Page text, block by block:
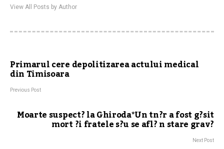
View All Posts by Author
Primarul cere depolitizarea actului medical
din Timisoara
Previous Post
Moarte suspect? la Ghiroda*Un tn?r a fost g?sit
mort ?i fratele s?u se afl? n stare grav?
Next Post